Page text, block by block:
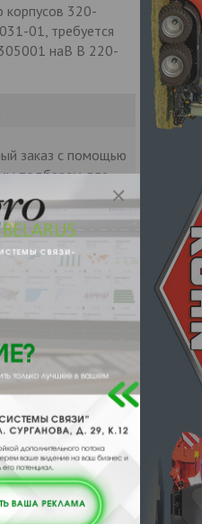
корпусов 320-
01, требуется
наВ В 220-
заказ с помощью
мы подберем для